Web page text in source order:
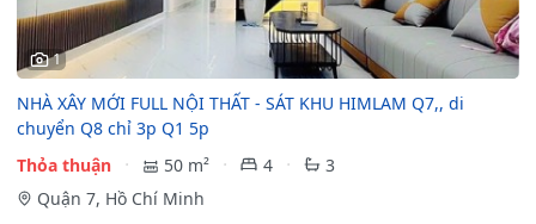
1
NHÀ XÂY MỚI FULL NỘI THẤT - SÁT KHU HIMLAM Q7,, di
chuyển Q8 chỉ 3p Q1 5p
Thỏa thuận
50 m² 4
3
Quận 7, Hồ Chí Minh